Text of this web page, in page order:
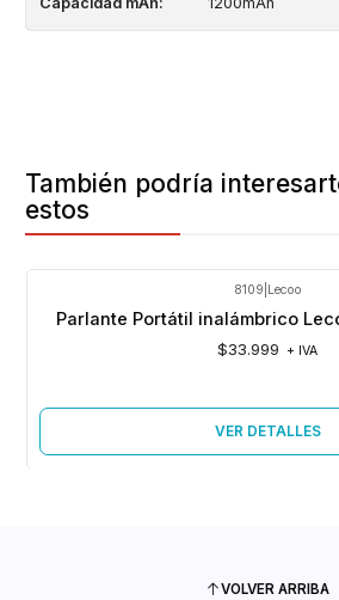
También podría
estos
8109 Lecoo
Parlante Portátil inalámbrico
$33.999 + IVA
VER DETALLES
VOLVER ARRIBA